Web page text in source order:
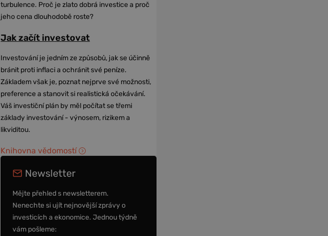
turbulence. Proč je zlato dobrá investice a proč
jeho cena dlouhodobě roste?
Jak začít investovat
Investování je jedním ze způsobů, jak se účinně
bránit proti inflaci a ochránit své peníze.
Základem však je, poznat nejprve své možnosti,
preference a stanovit si realistická očekávání.
Váš investiční plán by měl počítat se třemi
základy investování - výnosem, rizikem a
likviditou.
Knihovna vědomostí
Newsletter
Mějte přehled s newsletterem.
Nenechte si ujít nejnovější zprávy o
investicích a ekonomice. Jednou týdně
vám pošleme: